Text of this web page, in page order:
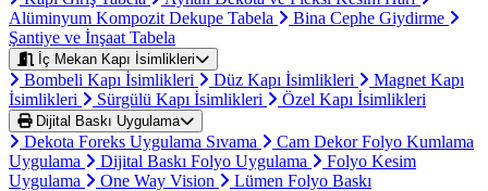
Alüminyum Kompozit Dekupe Tabela
Bina Cephe Giydirme
Şantiye ve İnşaat Tabela
İç Mekan Kapı İsimlikleri
Bombeli Kapı İsimlikleri Düz Kapı İsimlikleri
Magnet Kapı
İsimlikleri
Sürgülü Kapı İsimlikleri Özel Kapı İsimlikleri
Dijital Baskı Uygulama
Dekota Foreks Uygulama Sıvama
Cam Dekor Folyo Kumlama
Uygulama
Dijital Baskı Folyo Uygulama
Folyo Kesim
Uygulama
One Way Vision Lümen Folyo Baskı